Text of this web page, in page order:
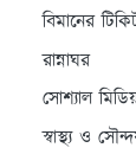
বিমানের
রান্নাঘর
সোশ্যাল
স্বাস্থ্য ও